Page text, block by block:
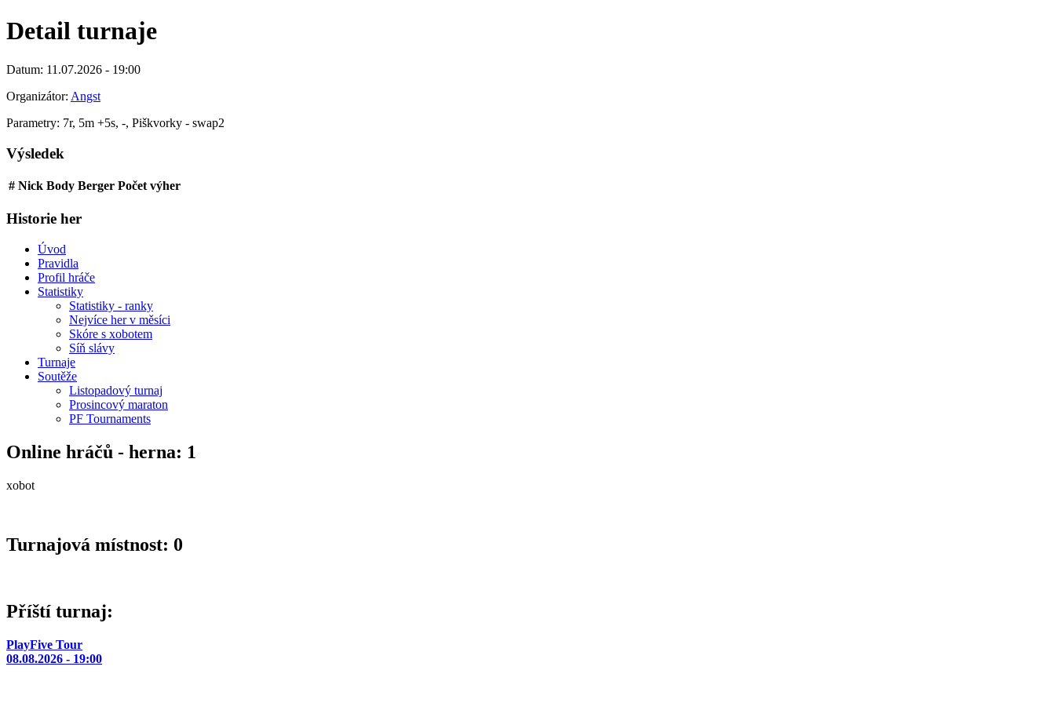
Detail turnaje
Datum: 11.07.2026 - 19:00
Organizátor: Angst
Parametry: 7r, 5m +5s, -, Piškvorky - swap2
Výsledek
# Nick Body Berger Počet výher
Historie her
Úvod
Pravidla
Profil hráče
Statistiky
Statistiky - ranky
Nejvíce her v měsíci
Skóre s xobotem
Síň slávy
Turnaje
Soutěže
Listopadový turnaj
Prosincový maraton
PF Tournaments
Online hráčů - herna: 1
xobot
Turnajová místnost: 0
Příští turnaj:
PlayFive Tour
08.08.2026 - 19:00